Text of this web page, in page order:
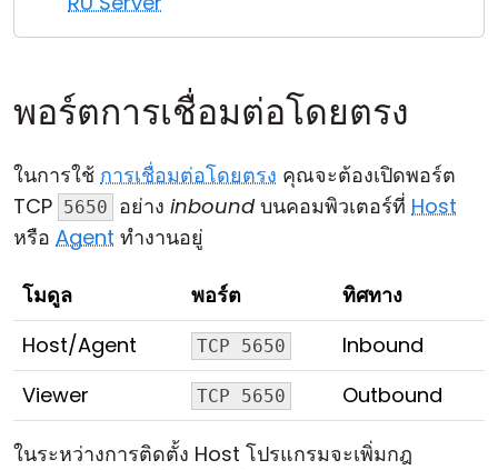
พอร์ตการเชื่อมต่อโดยตรง
ในการใช้ การเชื่อมต่อโดยตรง คุณจะต้องเปิดพอร์ต
TCP 5650 อย่าง inboundบนคอมพิวเตอร์ที่ Host
หรือ Agent ทำงานอยู่
โมดูล พอร์ต
ทิศทาง
Host/Agent
TCP 5650
Inbound
Viewer
TCP 5650 Outbound
ในระหว่างการติดตั้ง Host โปรแกรมจะเพิ่มกฎ